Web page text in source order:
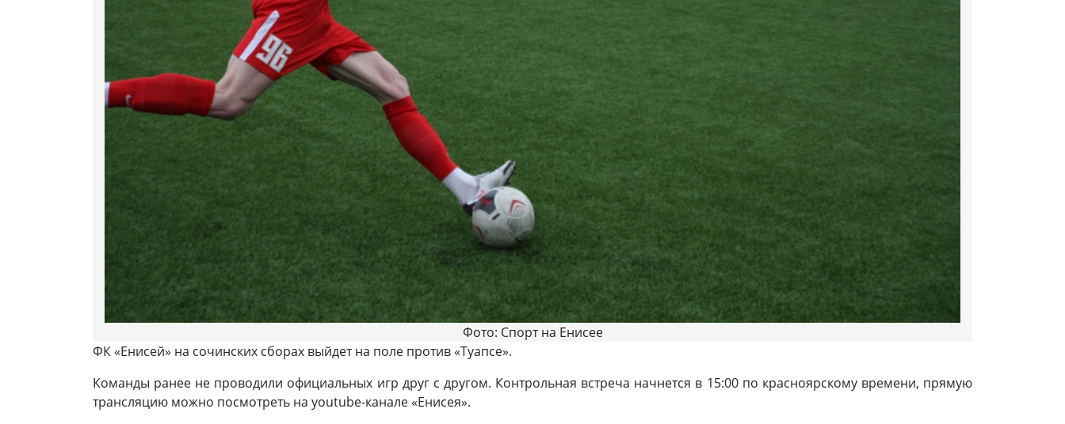
Фото: Спорт на Енисее
ФК «Енисей» на сочинских сборах выйдет на поле против «Туапсе».
Команды ранее не проводили официальных игр друг с другом. Контрольная встреча начнется в 15:00 по красноярскому времени, прямую
трансляцию можно посмотреть на youtube-канале «Енисея».